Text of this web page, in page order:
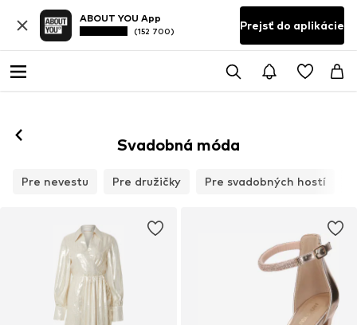
ABOUT YOU App
(152 700) Prejsť do aplikácie
Svadobná móda
Pre nevestu Pre družičky Pre svadobných hostí